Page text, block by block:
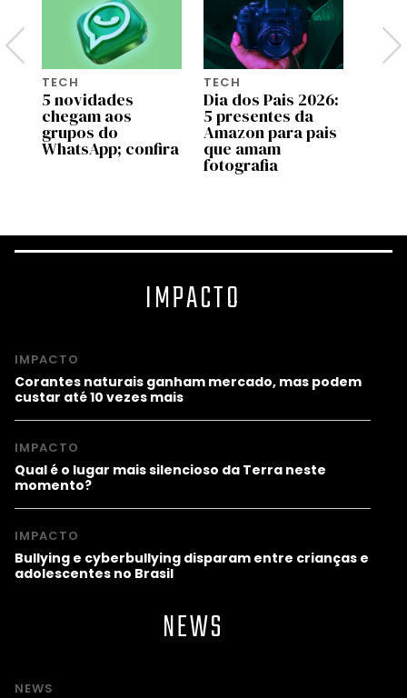
TECH
5 novidades
chegam aos
grupos do
WhatsApp; confira
TECH
Dia dos Pais 2026:
5 presentes da
Amazon para pais
que amam
fotografia
IMPACTO
IMPACTO
Corantes naturais ganham mercado, mas podem
custar até 10 vezes mais
IMPACTO
Qual é o lugar mais silencioso da Terra neste
momento?
IMPACTO
Bullying e cyberbullying disparam entre crianças e
adolescentes no Brasil
NEWS
NEWS